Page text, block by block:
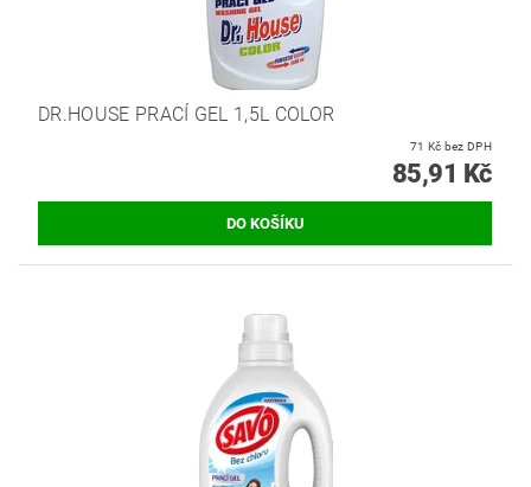
DR.HOUSE PRACÍ GEL 1,5L COLOR
71 Kč bez DPH
85,91 Kč